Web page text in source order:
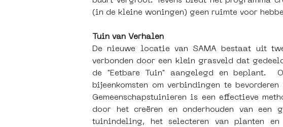
(in de kleine woningen) geen ruimte voor
Tuin van Verhalen
De nieuwe locatie van SAMA bestaat uit
verbonden door een klein grasveld dat
de "Eetbare Tuin" aangelegd en beplant.
bijeenkomsten om verbindingen te
Gemeenschapstuinieren is een effectieve
door het creëren en onderhouden van een
tuinindeling, het selecteren van planten en